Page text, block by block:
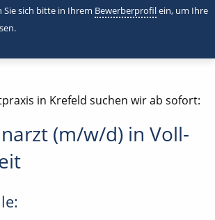
sich bitte in Ihrem Bewerberprofilein, um Ihre
in Krefeld suchen wir ab sofort:
(m/w/d) in Voll-